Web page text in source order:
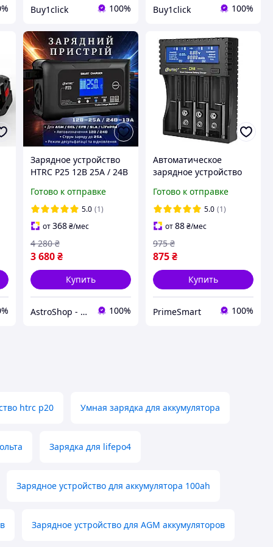
Buy1click 100% Buy1click 100%
Зарядное устройство
HTRC P25 12В 25A / 24В
гелевых, AGM и
LiFePO4 аккумуляторов
Готово к отправке
5.0 (1)
от368 ₴/мес
3 680 ₴
4 280 ₴
Купить
AstroShop - интернет-магазин электроники 100%
Автоматическое
зарядное устройство
LiFePO4, Ni-Cd и других
аккумуляторов
Готово к отправке
5.0 (1)
от88₴/мес
875₴
975 ₴
Купить
PrimeSmart 100%
htrc p20 Умная зарядка для аккумулятора
Зарядка для lifepo4
Зарядное устройство для аккумулятора 100ah
Зарядное устройство для AGM аккумуляторов